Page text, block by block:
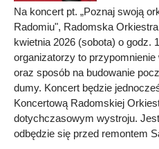
Na koncert pt. „Poznaj swoją
Radomiu", Radomska
kwietnia 2026 (sobota) o godz.
organizatorzy to
oraz sposób na budowanie
dumy. Koncert będzie
Koncertową Radomskiej
dotychczasowym wystroju.
odbędzie się przed remontem